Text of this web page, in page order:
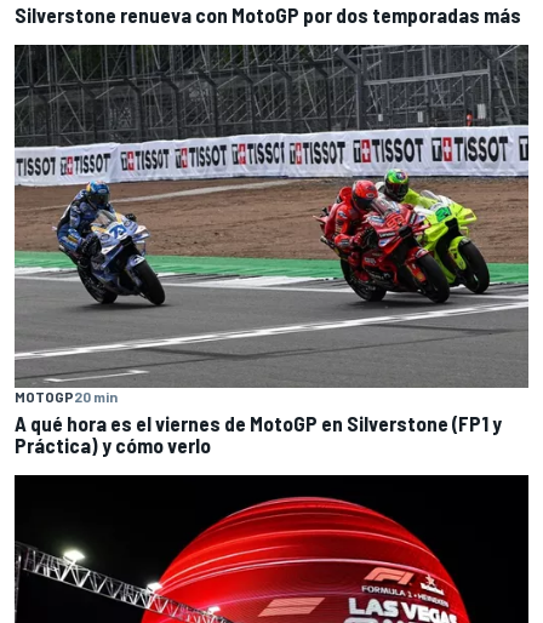
Silverstone renueva con MotoGP por dos temporadas más
MOTOGP20 min
A qué hora es el viernes de MotoGP en Silverstone (FP1 y
Práctica) y cómo verlo